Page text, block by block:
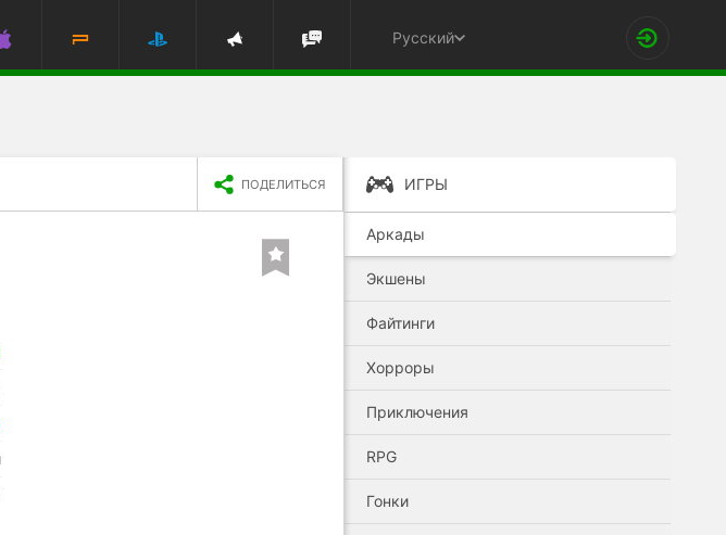
Русский
ПОДЕЛИТЬСЯ ИГРЫ
Аркады
Экшены
Файтинги
Хорроры
Приключения
RPG
Гонки